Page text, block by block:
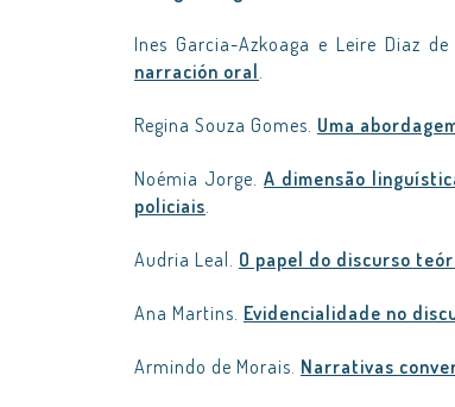
Ines Garcia-Azkoaga e Leire Diaz de
narración oral.
Regina Souza Gomes. Uma
Noémia Jorge. A dimensão
policiais.
Audria Leal. O papel do discurso
Ana Martins. Evidencialidade no
Armindo de Morais. Narrativas